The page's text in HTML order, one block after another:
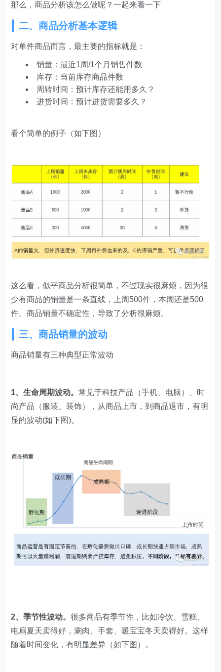
那么，商品分析该怎么做呢？一起来看一下
二、商品分析基本逻辑
对单件商品而言，最主要的指标就是：
销量：最近1周/1个月销售件数
库存：当前库存商品件数
周转时间：预计库存还能用多久？
进货时间：预计进货需要多久？
看个简单的例子（如下图）
这么看，似乎商品分析很简单，不过现实很麻烦，因为很
少有商品的销量是一条直线，上周500件，本周还是500
件。商品销量不确定性，导致了分析很麻烦。
三、商品销量的波动​
商品销量有三种典型正常波动
1、生命周期波动。常见于科技产品（手机、电脑）、时
尚产品（服装、装饰），从商品上市，到商品退市，有明
显的波动(如下图)。
2、季节性波动。很多商品有季节性，比如冷饮、雪糕、
电扇夏天卖得好，涮肉、手套、暖宝宝冬天卖得好。这样
随着时间变化，有明显差异（如下图）。